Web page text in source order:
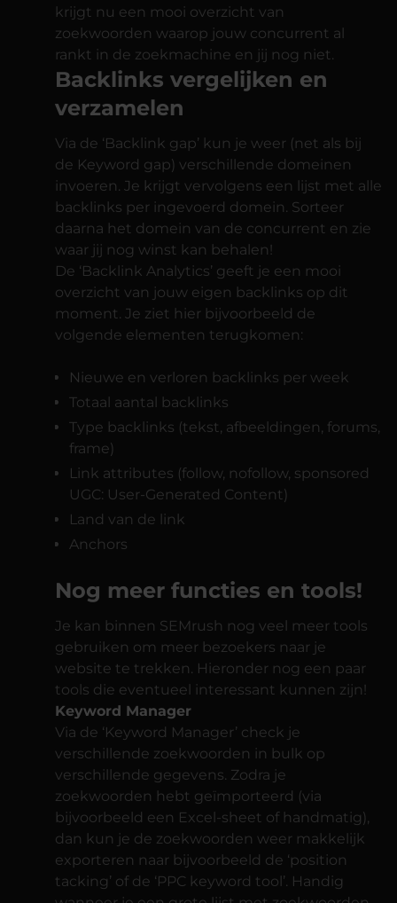
krijgt nu een mooi overzicht van
zoekwoorden waarop jouw concurrent al
rankt in de zoekmachine en jij nog niet.
Backlinks vergelijken en
verzamelen
Via de ‘Backlink gap’ kun je weer (net als bij
de Keyword gap) verschillende domeinen
invoeren. Je krijgt vervolgens een lijst met alle
backlinks per ingevoerd domein. Sorteer
daarna het domein van de concurrent en zie
waar jij nog winst kan behalen!
De ‘Backlink Analytics’ geeft je een mooi
overzicht van jouw eigen backlinks op dit
moment. Je ziet hier bijvoorbeeld de
volgende elementen terugkomen:
Nieuwe en verloren backlinks per week
Totaal aantal backlinks
Type backlinks (tekst, afbeeldingen, forums,
frame)
Link attributes (follow, nofollow, sponsored
UGC: User-Generated Content)
Land van de link
Anchors
Nog meer functies en tools!
Je kan binnen SEMrush nog veel meer tools
gebruiken om meer bezoekers naar je
website te trekken. Hieronder nog een paar
tools die eventueel interessant kunnen zijn!
Keyword Manager
Via de ‘Keyword Manager’ check je
verschillende zoekwoorden in bulk op
verschillende gegevens. Zodra je
zoekwoorden hebt geïmporteerd (via
bijvoorbeeld een Excel-sheet of handmatig),
dan kun je de zoekwoorden weer makkelijk
exporteren naar bijvoorbeeld de ‘position
tacking’ of de ‘PPC keyword tool’. Handig